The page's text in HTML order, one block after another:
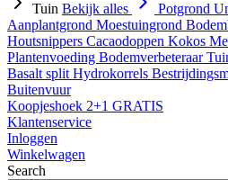
Tuin Bekijk alles Potgrond
Aanplantgrond Moestuingrond
Houtsnippers Cacaodoppen Kokos
Plantenvoeding Bodemverbeteraar
Basalt split Hydrokorrels
Buitenvuur
Koopjeshoek 2+1 GRATIS
Klantenservice
Inloggen
Winkelwagen
Search